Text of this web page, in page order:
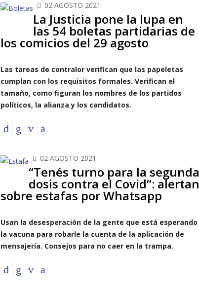
02 AGOSTO 2021
La Justicia pone la lupa en
las 54 boletas partidarias de
los comicios del 29 agosto
Las tareas de contralor verifican que las papeletas
cumplan con los requisitos formales. Verifican el
tamaño, como figuran los nombres de los partidos
políticos, la alianza y los candidatos.
02 AGOSTO 2021
“Tenés turno para la segunda
dosis contra el Covid”: alertan
sobre estafas por Whatsapp
Usan la desesperación de la gente que está esperando
la vacuna para robarle la cuenta de la aplicación de
mensajería. Consejos para no caer en la trampa.